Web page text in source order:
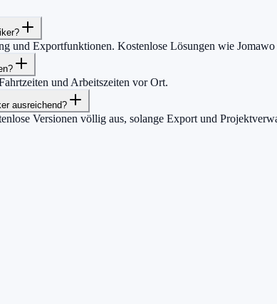
und Exportfunktionen. Kostenlose Lösungen wie
und Arbeitszeiten vor Ort.
ausreichend?
Versionen völlig aus, solange Export und